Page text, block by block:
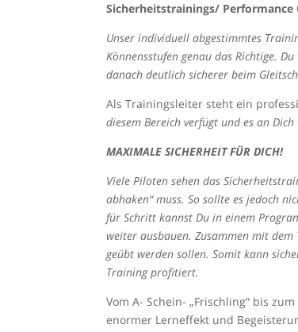
Sicherheitstrainings/
Unser individuell abgestimmtes
Könnensstufen genau das Richtige.
danach deutlich sicherer beim
Als Trainingsleiter steht ein
diesem Bereich verfügt und es an
MAXIMALE SICHERHEIT FÜR DICH!
Viele Piloten sehen das
abhaken“ muss. So sollte es jedoch
für Schritt kannst Du in einem
weiter ausbauen. Zusammen mit
geübt werden sollen. Somit kann
Training profitiert.
Vom A- Schein- „Frischling“ bis
enormer Lerneffekt und